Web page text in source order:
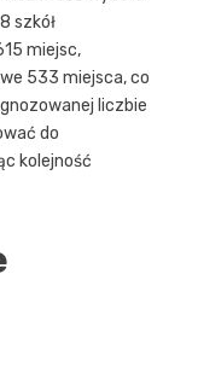
szkół
miejsc,
533 miejsca, co
liczbie
do
kolejność